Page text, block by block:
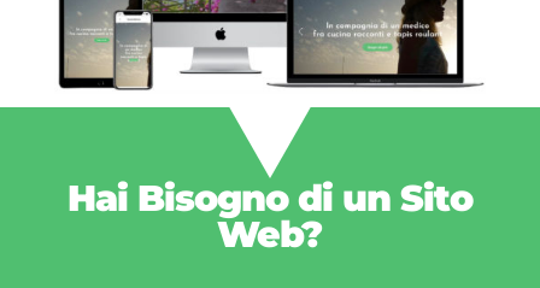
Hai Bisogno di un Sito
Web?